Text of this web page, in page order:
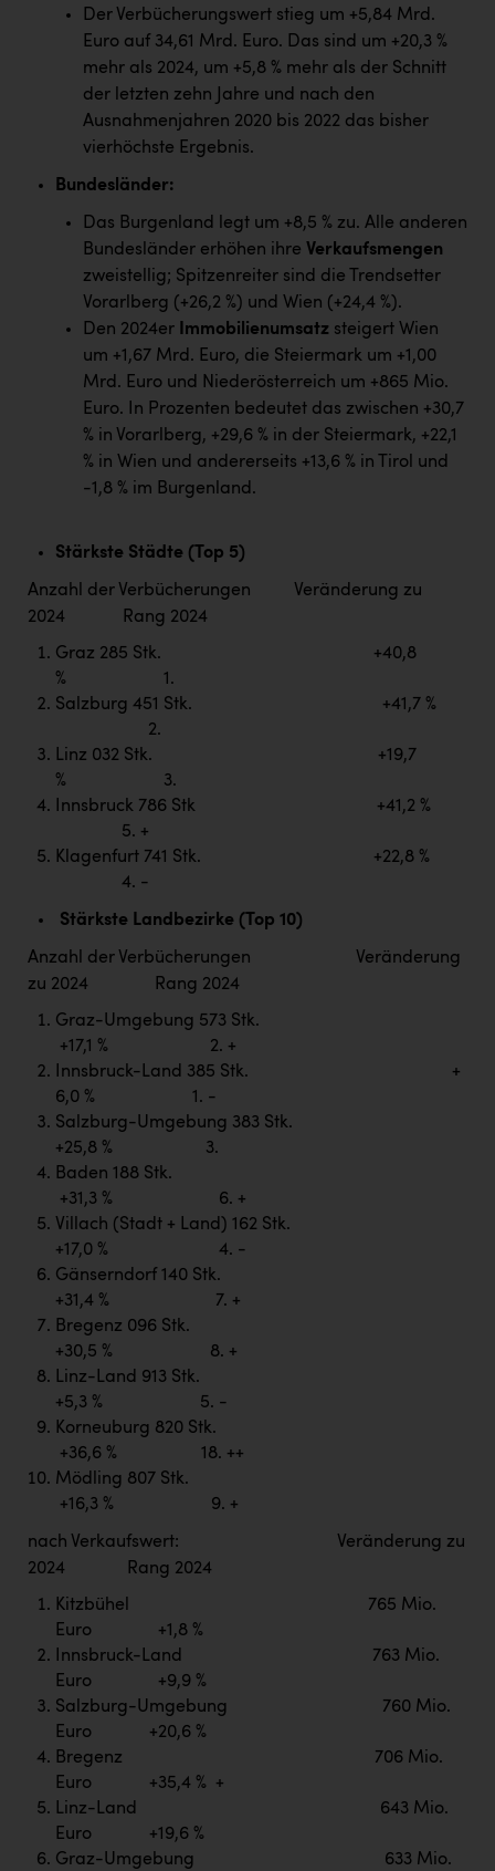
RE/MAX Welcome
Resch&Frisch
RUBBLE MASTER
Ruderclub Wels
SCRI - Salzburg Cancer Research Institute
SCHMACHTL GmbH
Schwingshandl - automation technology gmbh
Seher + Partner
Smurfit Westrock Nettingsdorf
TGW Logistics
TRAILOMAT & Cycling Austria
Vier Diamanten
Vorlagenportal
Wirtschaftskammer OÖ
ZULuft - Zukunft Luft Austria
z.l.ö.
Österreichisches Hebammengremium
Wirtschaftskammer OÖ Energiehandel
Dopgas
kunden basics
kontakt
Der Verbücherungswert stieg um +5,84 Mrd.
Euro auf 34,61 Mrd. Euro. Das sind um +20,3 %
mehr als 2024, um +5,8 % mehr als der Schnitt
der letzten zehn Jahre und nach den
Ausnahmenjahren 2020 bis 2022 das bisher
vierhöchste Ergebnis.
Bundesländer:
Das Burgenland legt um +8,5 % zu. Alle anderen
Bundesländer erhöhen ihre Verkaufsmengen
zweistellig; Spitzenreiter sind die Trendsetter
Vorarlberg (+26,2 %) und Wien (+24,4 %).
Den 2024er Immobilienumsatz steigert Wien
um +1,67 Mrd. Euro, die Steiermark um +1,00
Mrd. Euro und Niederösterreich um +865 Mio.
Euro. In Prozenten bedeutet das zwischen +30,7
% in Vorarlberg, +29,6 % in der Steiermark, +22,1
% in Wien und andererseits +13,6 % in Tirol und
-1,8 % im Burgenland.
Stärkste Städte (Top 5)
Anzahl der Verbücherungen Veränderung zu
2024 Rang 2024
Graz 285 Stk. +40,8
% 1.
Salzburg 451 Stk. +41,7 %
2.
Linz 032 Stk. +19,7
% 3.
Innsbruck 786 Stk +41,2 %
5. +
Klagenfurt 741 Stk. +22,8 %
4. -
Stärkste Landbezirke (Top 10)
Anzahl der Verbücherungen Veränderung
zu 2024 Rang 2024
Graz-Umgebung 573 Stk.
+17,1 % 2. +
Innsbruck-Land 385 Stk. +
6,0 % 1. -
Salzburg-Umgebung 383 Stk.
+25,8 % 3.
Baden 188 Stk.
+31,3 % 6. +
Villach (Stadt + Land) 162 Stk.
+17,0 % 4. -
Gänserndorf 140 Stk.
+31,4 % 7. +
Bregenz 096 Stk.
+30,5 % 8. +
Linz-Land 913 Stk.
+5,3 % 5. -
Korneuburg 820 Stk.
+36,6 % 18. ++
Mödling 807 Stk.
+16,3 % 9. +
nach Verkaufswert: Veränderung zu
2024 Rang 2024
Kitzbühel 765 Mio.
Euro +1,8 %
Innsbruck-Land 763 Mio.
Euro +9,9 %
Salzburg-Umgebung 760 Mio.
Euro +20,6 %
Bregenz 706 Mio.
Euro +35,4 % +
Linz-Land 643 Mio.
Euro +19,6 %
Graz-Umgebung 633 Mio.